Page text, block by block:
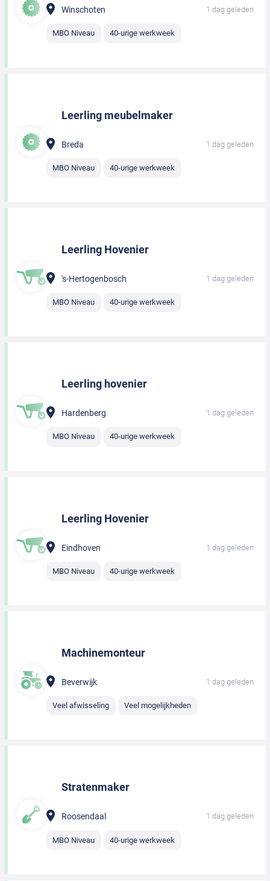
Winschoten 1 dag geleden
MBO Niveau 40-urige werkweek
Leerling meubelmaker
Breda 1 dag geleden
MBO Niveau 40-urige werkweek
Leerling Hovenier
's-Hertogenbosch 1 dag geleden
MBO Niveau 40-urige werkweek
Leerling hovenier
Hardenberg 1 dag geleden
MBO Niveau 40-urige werkweek
Leerling Hovenier
Eindhoven 1 dag geleden
MBO Niveau 40-urige werkweek
Machinemonteur
Beverwijk 1 dag geleden
Veel afwisseling Veel mogelijkheden
Stratenmaker
Roosendaal 1 dag geleden
MBO Niveau 40-urige werkweek